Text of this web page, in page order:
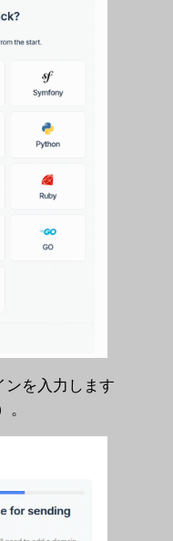
ンを入力します